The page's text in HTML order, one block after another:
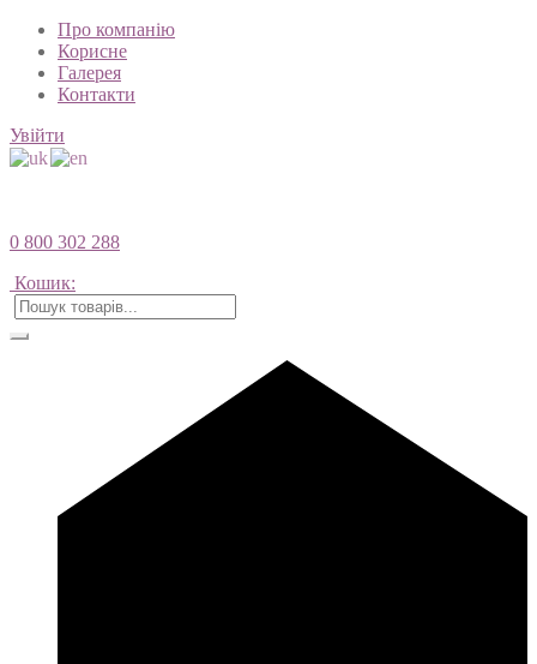
Про компанію
Корисне
Галерея
Контакти
Увійти
0 800 302 288
Кошик: